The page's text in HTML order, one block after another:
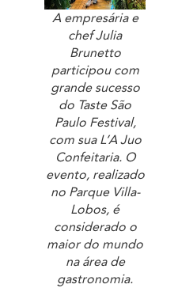
A empresária e
chef Julia
Brunetto
participou com
grande sucesso
do Taste São
Paulo Festival,
com sua L’A Juo
Confeitaria. O
evento, realizado
no Parque Villa-
Lobos, é
considerado o
maior do mundo
na área de
gastronomia.